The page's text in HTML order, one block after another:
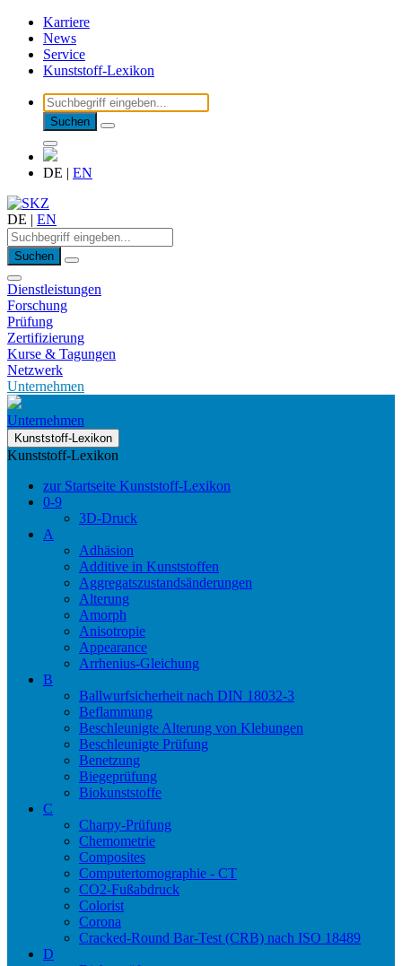
Karriere
News
Service
Kunststoff-Lexikon
Suchen
DE | EN
DE | EN
Suchen
Dienstleistungen
Forschung
Prüfung
Zertifizierung
Kurse & Tagungen
Netzwerk
Unternehmen
Unternehmen
Kunststoff-Lexikon
Kunststoff-Lexikon
zur Startseite Kunststoff-Lexikon
0-9
3D-Druck
A
Adhäsion
Additive in Kunststoffen
Aggregatszustandsänderungen
Alterung
Amorph
Anisotropie
Appearance
Arrhenius-Gleichung
B
Ballwurfsicherheit nach DIN 18032-3
Beflammung
Beschleunigte Alterung von Klebungen
Beschleunigte Prüfung
Benetzung
Biegeprüfung
Biokunststoffe
C
Charpy-Prüfung
Chemometrie
Composites
Computertomographie - CT
CO2-Fußabdruck
Colorist
Corona
Cracked-Round Bar-Test (CRB) nach ISO 18489
D